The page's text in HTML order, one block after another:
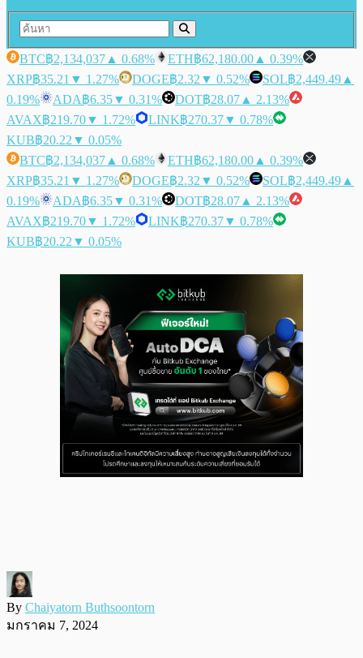
BTC฿2,134,037 ▲ 0.68% ETH฿62,180.00 ▲ 0.39%
XRP฿35.21 ▼ 1.27% DOGE฿2.32 ▼ 0.52% SOL฿2,449.49 ▲
0.19%
ADA฿6.35▼ 0.31% DOT฿28.07 ▲ 2.13%
AVAX฿219.70▼ 1.72% LINK฿270.37▼ 0.78%
KUB฿20.22 ▼ 0.05%
BTC฿2,134,037 ▲ 0.68% ETH฿62,180.00 ▲ 0.39%
XRP฿35.21 ▼ 1.27% DOGE฿2.32 ▼ 0.52% SOL฿2,449.49 ▲
0.19%
ADA฿6.35▼ 0.31% DOT฿28.07 ▲ 2.13%
AVAX฿219.70▼ 1.72% LINK฿270.37▼ 0.78%
KUB฿20.22 ▼ 0.05%
By Chaiyatorn Buthsoontorn
มกราคม 7, 2024